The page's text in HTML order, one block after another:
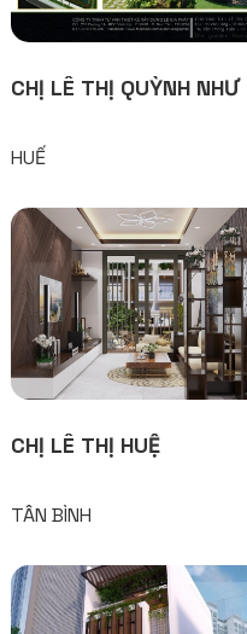
CHỊ LÊ THỊ QUỲNH NHƯ
HUẾ
CHỊ LÊ THỊ HUỆ
TÂN BÌNH